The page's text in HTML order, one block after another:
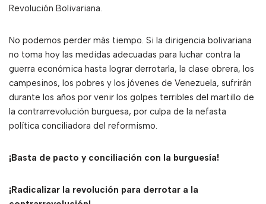
Revolución Bolivariana.
No podemos perder más tiempo. Si la dirigencia bolivariana
no toma hoy las medidas adecuadas para luchar contra la
guerra económica hasta lograr derrotarla, la clase obrera, los
campesinos, los pobres y los jóvenes de Venezuela, sufrirán
durante los años por venir los golpes terribles del martillo de
la contrarrevolución burguesa, por culpa de la nefasta
política conciliadora del reformismo.
¡Basta de pacto y conciliación con la burguesía!
¡Radicalizar la revolución para derrotar a la